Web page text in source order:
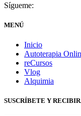
Sígueme:
MENÚ
Inicio
Autoterapia
reCursos
Vlog
Alquimia
SUSCRÍBETE Y